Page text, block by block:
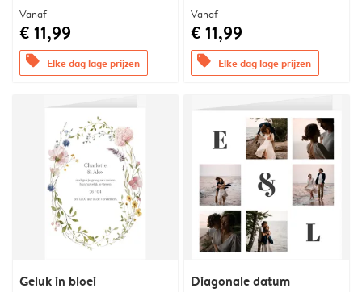
Vanaf
€ 11,99
offers Elke dag lage prijzen
Vanaf
€ 11,99
offers Elke dag lage prijzen
Geluk in bloei Diagonale datum